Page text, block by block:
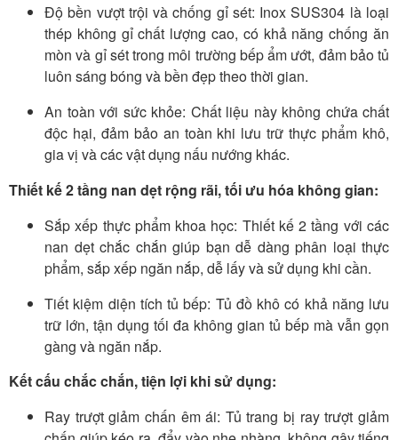
Độ bền vượt trội và chống gỉ sét: Inox SUS304 là loại
thép không gỉ chất lượng cao, có khả năng chống ăn
mòn và gỉ sét trong môi trường bếp ẩm ướt, đảm bảo tủ
luôn sáng bóng và bền đẹp theo thời gian.
An toàn với sức khỏe: Chất liệu này không chứa chất
độc hại, đảm bảo an toàn khi lưu trữ thực phẩm khô,
gia vị và các vật dụng nấu nướng khác.
Thiết kế 2 tầng nan dẹt rộng rãi, tối ưu hóa không gian:
Sắp xếp thực phẩm khoa học: Thiết kế 2 tầng với các
nan dẹt chắc chắn giúp bạn dễ dàng phân loại thực
phẩm, sắp xếp ngăn nắp, dễ lấy và sử dụng khi cần.
Tiết kiệm diện tích tủ bếp: Tủ đồ khô có khả năng lưu
trữ lớn, tận dụng tối đa không gian tủ bếp mà vẫn gọn
gàng và ngăn nắp.
Kết cấu chắc chắn, tiện lợi khi sử dụng:
Ray trượt giảm chấn êm ái: Tủ trang bị ray trượt giảm